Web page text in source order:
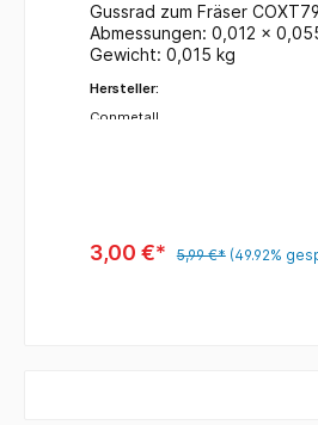
Gussrad zum Fräser
Abmessungen: 0,012 x
Gewicht: 0,015 kg
Hersteller:
Conmetall
3,00 €* 5,99 €* (49.92%